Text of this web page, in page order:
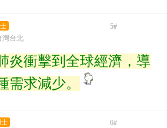
5#
灣台北
炎衝擊到全球經濟，導
需求減少。
士 6#